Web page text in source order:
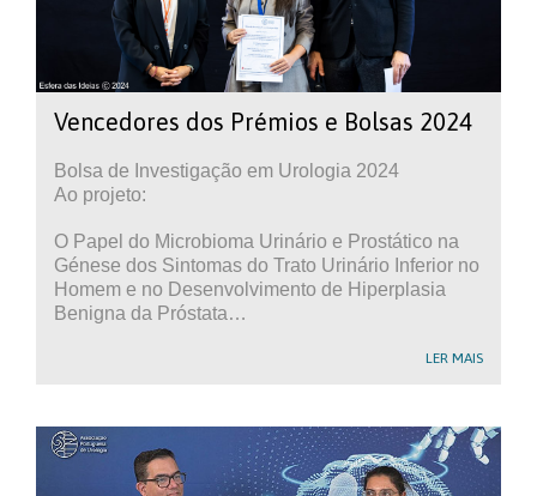
Vencedores dos Prémios e Bolsas 2024
Bolsa de Investigação em Urologia 2024
Ao projeto:
O Papel do Microbioma Urinário e Prostático na
Génese dos Sintomas do Trato Urinário Inferior no
Homem e no Desenvolvimento de Hiperplasia
Benigna da Próstata…
LER MAIS